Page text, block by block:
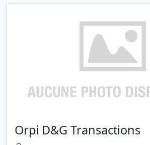
Orpi D&G Transactions